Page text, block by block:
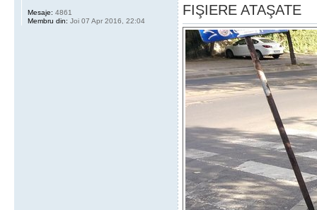
FIŞIERE ATAŞATE
Mesaje: 4861
Membru din: Joi 07 Apr 2016, 22:04